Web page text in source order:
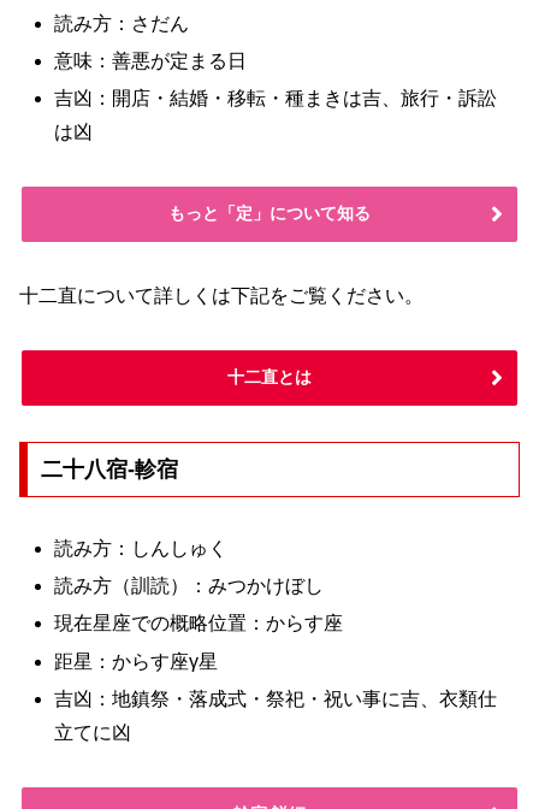
読み方：さだん
意味：善悪が定まる日
吉凶：開店・結婚・移転・種まきは吉、旅行・訴訟
は凶
もっと「定」について知る
十二直について詳しくは下記をご覧ください。
十二直とは
二十八宿-軫宿
読み方：しんしゅく
読み方（訓読）：みつかけぼし
現在星座での概略位置：からす座
距星：からす座γ星
吉凶：地鎮祭・落成式・祭祀・祝い事に吉、衣類仕
立てに凶